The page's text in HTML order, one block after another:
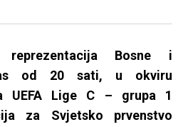
reprezentacija Bosne i
od 20 sati, u okviru
UEFA Lige C – grupa 1
za Svjetsko prvenstvo